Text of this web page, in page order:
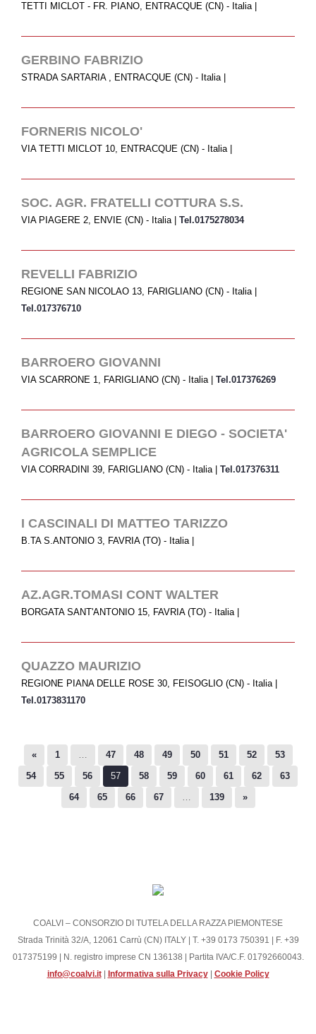
Wurstel di Fassone
Salame di Fassone
Pasta fresca a marchio Coalvi
PRESS
Rassegna stampa
TETTI MICLOT - FR. PIANO, ENTRACQUE (CN) - Italia |
GERBINO FABRIZIO
STRADA SARTARIA , ENTRACQUE (CN) - Italia |
FORNERIS NICOLO'
VIA TETTI MICLOT 10, ENTRACQUE (CN) - Italia |
SOC. AGR. FRATELLI COTTURA S.S.
VIA PIAGERE 2, ENVIE (CN) - Italia | Tel.0175278034
REVELLI FABRIZIO
REGIONE SAN NICOLAO 13, FARIGLIANO (CN) - Italia |
Tel.017376710
BARROERO GIOVANNI
VIA SCARRONE 1, FARIGLIANO (CN) - Italia | Tel.017376269
BARROERO GIOVANNI E DIEGO - SOCIETA'
AGRICOLA SEMPLICE
VIA CORRADINI 39, FARIGLIANO (CN) - Italia | Tel.017376311
I CASCINALI DI MATTEO TARIZZO
B.TA S.ANTONIO 3, FAVRIA (TO) - Italia |
AZ.AGR.TOMASI CONT WALTER
BORGATA SANT'ANTONIO 15, FAVRIA (TO) - Italia |
QUAZZO MAURIZIO
REGIONE PIANA DELLE ROSE 30, FEISOGLIO (CN) - Italia |
Tel.0173831170
« 1 … 47 48 49 50 51 52
53
54
55 56 57 58 59 60 61 62
63
64
65 66 67 … 139 »
COALVI – CONSORZIO DI TUTELA DELLA RAZZA PIEMONTESE
Strada Trinità 32/A, 12061 Carrù (CN) ITALY | T. +39 0173 750391 | F. +39
017375199 | N. registro imprese CN 136138 | Partita IVA/C.F. 01792660043.
info@coalvi.it| Informativa sulla Privacy| Cookie Policy